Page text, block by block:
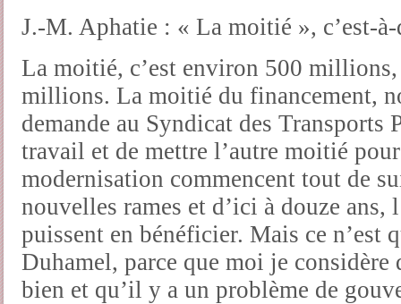
J.-M. Aphatie : « La moitié », c’est-
La moitié, c’est environ 500
millions. La moitié du financement,
demande au Syndicat des Transports
travail et de mettre l’autre moitié
modernisation commencent tout de
nouvelles rames et d’ici à douze ans,
puissent en bénéficier. Mais ce n’est
Duhamel, parce que moi je
bien et qu’il y a un problème de